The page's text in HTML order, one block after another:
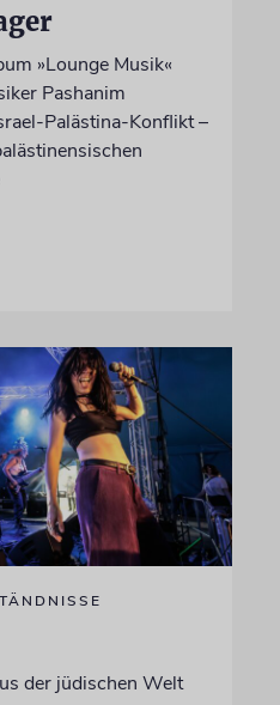
»Lounge Musik«
Pashanim
Palästina-Konflikt –
der jüdischen Welt